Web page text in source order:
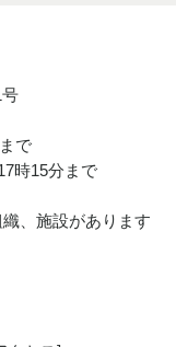
で
時15分まで
、施設があります